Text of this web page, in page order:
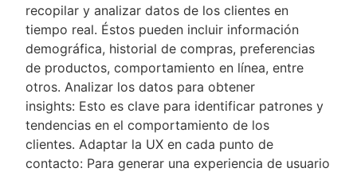
recopilar y analizar datos de los clientes en
tiempo real. Éstos pueden incluir información
demográfica, historial de compras, preferencias
de productos, comportamiento en línea, entre
otros. Analizar los datos para obtener
insights: Esto es clave para identificar patrones y
tendencias en el comportamiento de los
clientes. Adaptar la UX en cada punto de
contacto: Para generar una experiencia de usuario